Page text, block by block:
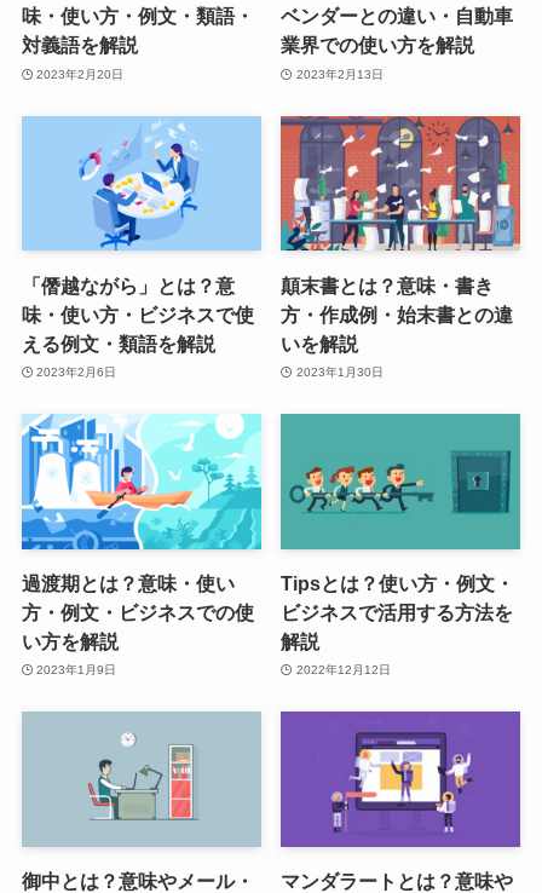
味・使い方・例文・類語・
対義語を解説
2023年2月20日
ベンダーとの違い・自動車
業界での使い方を解説
2023年2月13日
「僭越ながら」とは？意
味・使い方・ビジネスで使
える例文・類語を解説
2023年2月6日
顛末書とは？意味・書き
方・作成例・始末書との違
いを解説
2023年1月30日
過渡期とは？意味・使い
方・例文・ビジネスでの使
い方を解説
2023年1月9日
Tipsとは？使い方・例文・
ビジネスで活用する方法を
解説
2022年12月12日
御中とは？意味やメール・
マンダラートとは？意味や